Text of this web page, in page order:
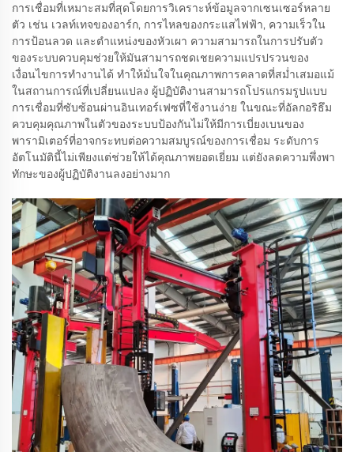
การเชื่อมที่เหมาะสมที่สุดโดยการวิเคราะห์ข้อมูลจากเซนเซอร์หลาย
ตัว เช่น เวลท์เทจของอาร์ก, การไหลของกระแสไฟฟ้า, ความเร็วใน
การป้อนลวด และตำแหน่งของหัวเผา ความสามารถในการปรับตัว
ของระบบควบคุมช่วยให้มันสามารถชดเชยความแปรปรวนของ
เงื่อนไขการทำงานได้ ทำให้มั่นใจในคุณภาพการคลาดที่สม่ำเสมอแม้
ในสถานการณ์ที่เปลี่ยนแปลง ผู้ปฏิบัติงานสามารถโปรแกรมรูปแบบ
การเชื่อมที่ซับซ้อนผ่านอินเทอร์เฟซที่ใช้งานง่าย ในขณะที่อัลกอริธึม
ควบคุมคุณภาพในตัวของระบบป้องกันไม่ให้มีการเบี่ยงเบนของ
พารามิเตอร์ที่อาจกระทบต่อความสมบูรณ์ของการเชื่อม ระดับการ
อัตโนมัตินี้ไม่เพียงแต่ช่วยให้ได้คุณภาพยอดเยี่ยม แต่ยังลดความพึ่งพา
ทักษะของผู้ปฏิบัติงานลงอย่างมาก